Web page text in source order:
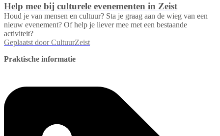
Help mee bij culturele evenementen in Zeist
Houd je van mensen en cultuur? Sta je graag aan de wieg van een
nieuw evenement? Of help je liever mee met een bestaande
activiteit?
Geplaatst door CultuurZeist
Praktische informatie